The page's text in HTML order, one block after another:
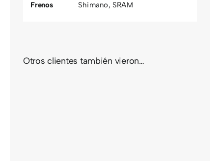
Frenos
Shimano, SRAM
Otros clientes también vieron…